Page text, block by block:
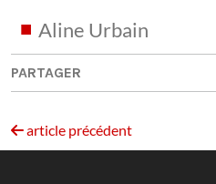
Aline Urbain
PARTAGER
article précédent